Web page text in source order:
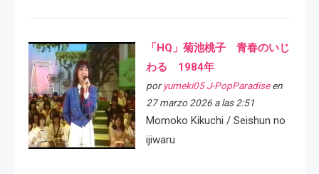
「HQ」菊池桃子 青春のいじ
わる 1984年
por yumeki05 J-PopParadiseen
27 marzo 2026 a las 2:51
Momoko Kikuchi / Seishun no
ijiwaru